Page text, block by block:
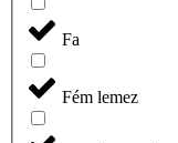
Fa
Fém lemez